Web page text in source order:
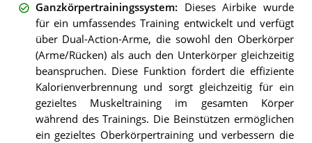
Ganzkörpertrainingssystem: Dieses Airbike wurde
für ein umfassendes Training entwickelt und verfügt
über Dual-Action-Arme, die sowohl den Oberkörper
(Arme/Rücken) als auch den Unterkörper gleichzeitig
beanspruchen. Diese Funktion fördert die effiziente
Kalorienverbrennung und sorgt gleichzeitig für ein
gezieltes Muskeltraining im gesamten Körper
während des Trainings. Die Beinstützen ermöglichen
ein gezieltes Oberkörpertraining und verbessern die